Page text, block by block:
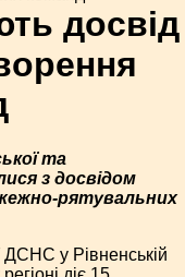
досвід
та
з досвідом
рятувальних
ДСНС у Рівненській